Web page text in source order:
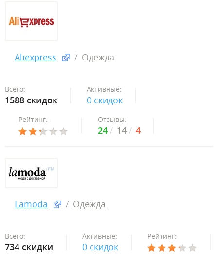
Aliexpress Одежда
Всего:
1588 скидок
Активные:
0 скидок
Рейтинг: Отзывы:
24 14 4
Lamoda Одежда
Всего:
734 скидки
Активные:
0 скидок
Рейтинг: